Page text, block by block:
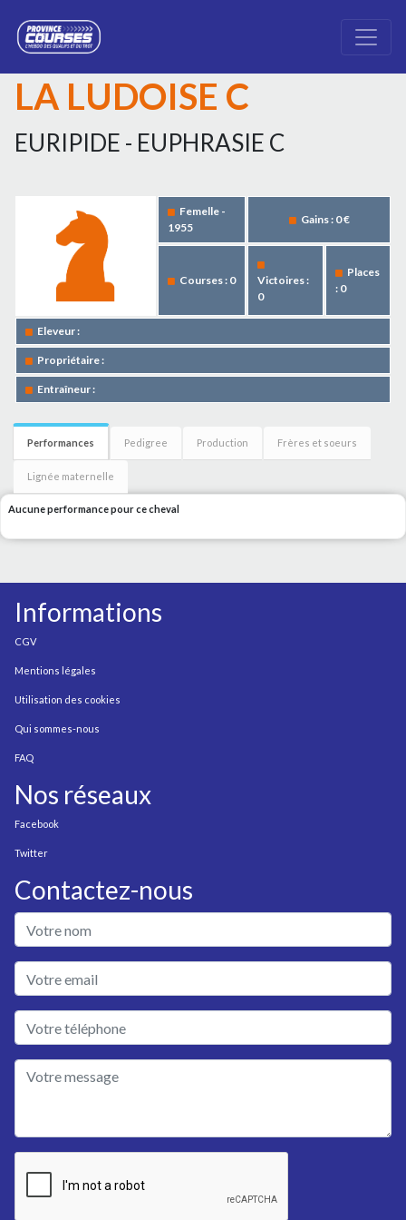
LA LUDOISE C
EURIPIDE - EUPHRASIE C
Femelle -
1955
Gains : 0 €
Courses : 0
Victoires :
0
Places
: 0
Eleveur :
Propriétaire :
Entraîneur :
Performances Pedigree Production Frères et soeurs
Lignée maternelle
Aucune performance pour ce cheval
Informations
CGV
Mentions légales
Utilisation des cookies
Qui sommes-nous
FAQ
Nos réseaux
Facebook
Twitter
Contactez-nous